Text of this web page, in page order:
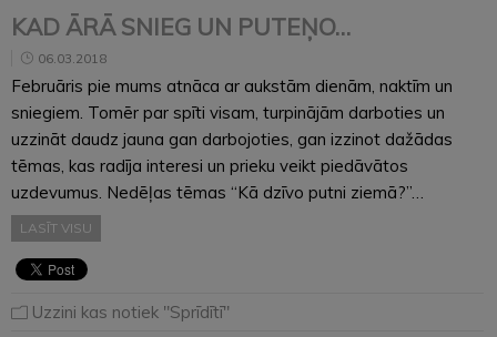
KAD ĀRĀ SNIEG UN PUTEŅO…
06.03.2018
Februāris pie mums atnāca ar aukstām dienām, naktīm un
sniegiem. Tomēr par spīti visam, turpinājām darboties un
uzzināt daudz jauna gan darbojoties, gan izzinot dažādas
tēmas, kas radīja interesi un prieku veikt piedāvātos
uzdevumus. Nedēļas tēmas “Kā dzīvo putni ziemā?”…
LASĪT VISU
Uzzini kas notiek "Sprīdītī"